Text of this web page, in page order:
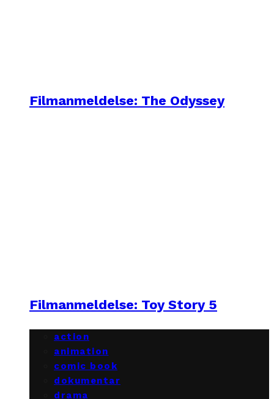
Filmanmeldelse: The Odyssey
Filmanmeldelse: Toy Story 5
action
animation
comic book
dokumentar
drama